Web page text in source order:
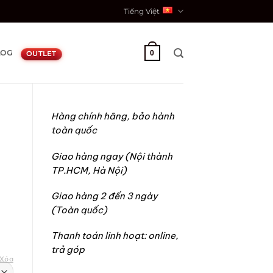
Tiếng Việt
OUTLET 0
Hàng chính hãng, bảo hành
toàn quốc
Giao hàng ngay (Nội thành
TP.HCM, Hà Nội)
Giao hàng 2 đến 3 ngày
(Toàn quốc)
Thanh toán linh hoạt: online,
trả góp
Xóa